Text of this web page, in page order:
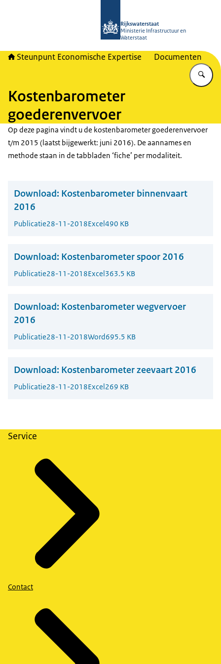
Rijkswaterstaat
Ministerie Infrastructuur en
Waterstaat
Steunpunt Economische Expertise Documenten
Kostenbarometer
goederenvervoer
Op deze pagina vindt u de kostenbarometer goederenvervoer
t/m 2015 (laatst bijgewerkt: juni 2016). De aannames en
methode staan in de tabbladen ‘fiche’ per modaliteit.
Download: Kostenbarometer binnenvaart
2016
Publicatie28-11-2018Excel 490 KB
Download: Kostenbarometer spoor 2016
Publicatie28-11-2018Excel 363.5 KB
Download: Kostenbarometer wegvervoer
2016
Publicatie28-11-2018Word695.5 KB
Download: Kostenbarometer zeevaart 2016
Publicatie28-11-2018Excel 269 KB
Service
Contact